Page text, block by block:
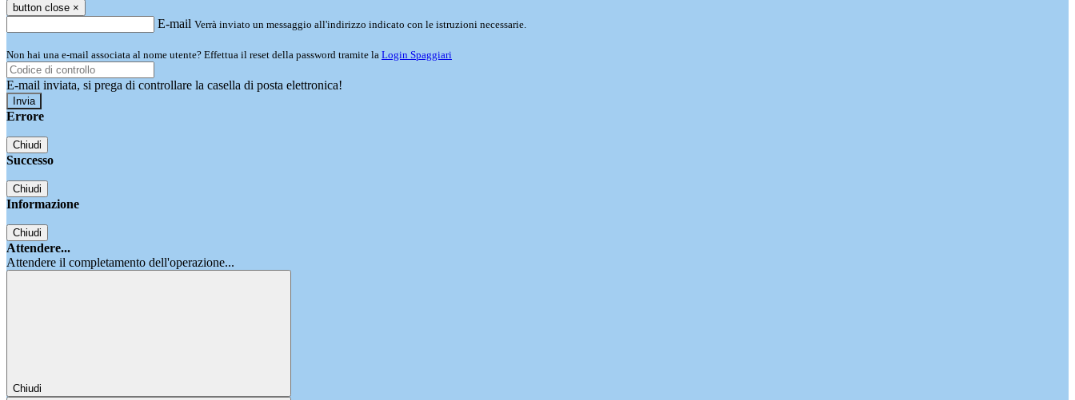
button close ×
E-mail Verrà inviato un messaggio all'indirizzo indicato con le istruzioni necessarie.
Non hai una e-mail associata al nome utente? Effettua il reset della password tramite la Login Spaggiari
E-mail inviata, si prega di controllare la casella di posta elettronica!
Errore
Chiudi
Successo
Chiudi
Informazione
Chiudi
Attendere...
Attendere il completamento dell'operazione...
Chiudi